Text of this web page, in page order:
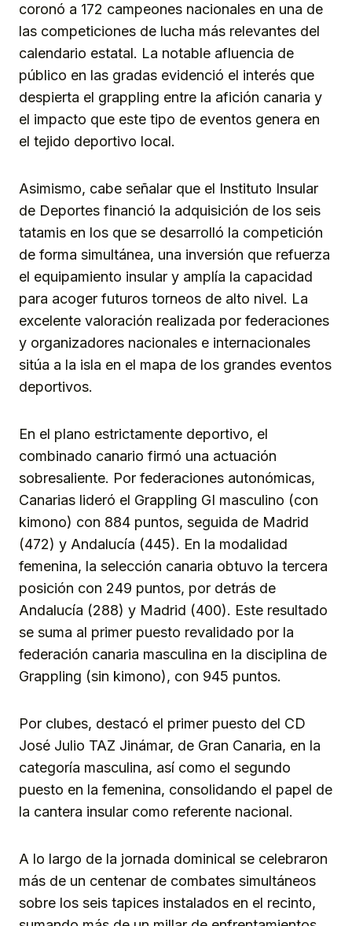
coronó a 172 campeones nacionales en una de
las competiciones de lucha más relevantes del
calendario estatal. La notable afluencia de
público en las gradas evidenció el interés que
despierta el grappling entre la afición canaria y
el impacto que este tipo de eventos genera en
el tejido deportivo local.
Asimismo, cabe señalar que el Instituto Insular
de Deportes financió la adquisición de los seis
tatamis en los que se desarrolló la competición
de forma simultánea, una inversión que refuerza
el equipamiento insular y amplía la capacidad
para acoger futuros torneos de alto nivel. La
excelente valoración realizada por federaciones
y organizadores nacionales e internacionales
sitúa a la isla en el mapa de los grandes eventos
deportivos.
En el plano estrictamente deportivo, el
combinado canario firmó una actuación
sobresaliente. Por federaciones autonómicas,
Canarias lideró el Grappling GI masculino (con
kimono) con 884 puntos, seguida de Madrid
(472) y Andalucía (445). En la modalidad
femenina, la selección canaria obtuvo la tercera
posición con 249 puntos, por detrás de
Andalucía (288) y Madrid (400). Este resultado
se suma al primer puesto revalidado por la
federación canaria masculina en la disciplina de
Grappling (sin kimono), con 945 puntos.
Por clubes, destacó el primer puesto del CD
José Julio TAZ Jinámar, de Gran Canaria, en la
categoría masculina, así como el segundo
puesto en la femenina, consolidando el papel de
la cantera insular como referente nacional.
A lo largo de la jornada dominical se celebraron
más de un centenar de combates simultáneos
sobre los seis tapices instalados en el recinto,